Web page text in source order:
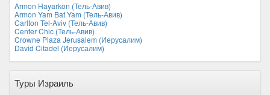
Armon Hayarkon (Тель-Авив)
Armon Yam Bat Yam (Тель-Авив)
Carlton Tel-Aviv (Тель-Авив)
Center Chic (Тель-Авив)
Crowne Plaza Jerusalem (Иерусалим)
David Citadel (Иерусалим)
Туры Израиль